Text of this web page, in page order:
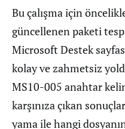
Bu çalışma için
güncellenen paketi
Microsoft Destek
kolay ve zahmetsiz
MS10-005 anahtar
karşınıza çıkan
yama ile hangi